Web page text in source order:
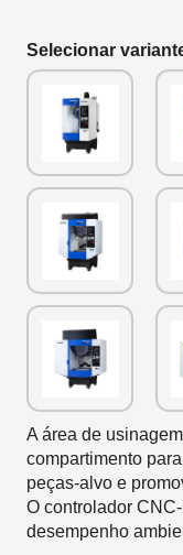
Selecionar
A área de
compartimento
peças-alvo e
O controlador
desempenho